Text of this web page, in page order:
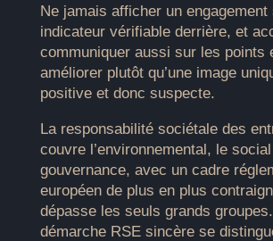
Ne jamais afficher un engagement
indicateur vérifiable derrière, et
communiquer aussi sur les points
améliorer plutôt qu’une image
positive et donc suspecte.
La responsabilité sociétale des
couvre l’environnemental, le
gouvernance, avec un cadre
européen de plus en plus
dépasse les seuls grands
démarche RSE sincère se